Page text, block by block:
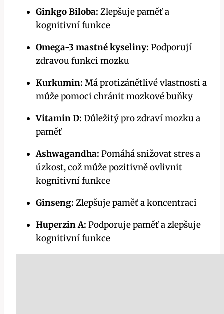
Ginkgo Biloba: Zlepšuje paměť a
kognitivní funkce
Omega-3 mastné kyseliny: Podporují
zdravou funkci mozku
Kurkumin: Má protizánětlivé vlastnosti a
může pomoci chránit mozkové buňky
Vitamin D: Důležitý pro zdraví mozku a
paměť
Ashwagandha: Pomáhá snižovat stres a
úzkost, což může pozitivně ovlivnit
kognitivní funkce
Ginseng: Zlepšuje paměť a koncentraci
Huperzin A: Podporuje paměť a zlepšuje
kognitivní funkce